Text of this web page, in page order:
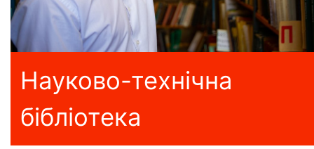
Науково-технічна
бібліотека